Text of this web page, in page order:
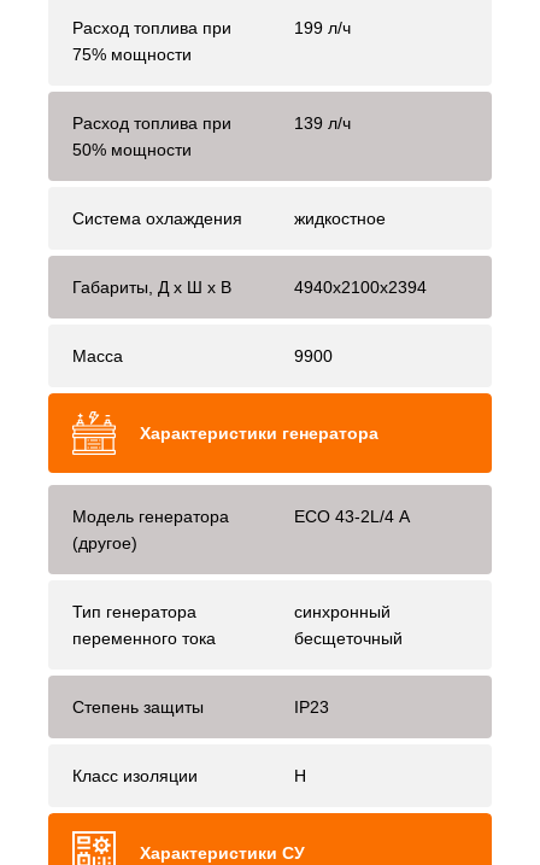
Расход топлива при
75% мощности
199 л/ч
Расход топлива при
50% мощности
139 л/ч
Система охлаждения жидкостное
Габариты, Д x Ш x В 4940x2100x2394
Масса 9900
Характеристики генератора
Модель генератора
(другое)
ECO 43-2L/4 A
Тип генератора
переменного тока
синхронный
бесщеточный
Степень защиты IP23
Класс изоляции H
Характеристики СУ